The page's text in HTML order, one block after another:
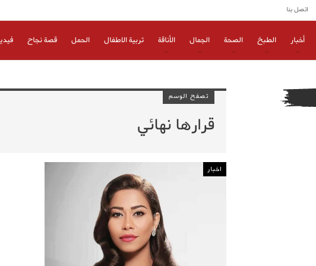
اتصل بنا
أخبار الطبخ الصحة الجمال الأناقة تربية الاطفال الحمل قصة نجاح
تصفح الوسم
قرارها نهائي
اخبار